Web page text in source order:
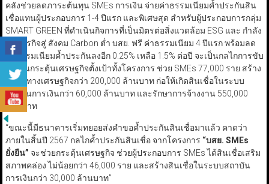
คลังช่วยลดภาระต้นทุน SMEs การเงิน จ่ายค่าธรรมเนียมค้ำประกันสิน
เชื่อแทนผู้ประกอบการ 1-4 ปีแรก และพิเศษสุด สำหรับผู้ประกอบการกลุ่ม
SMART GREEN ที่ดำเนินกิจการที่เป็นมิตรต่อสิ่งแวดล้อม ESG และ กำลัง
ปรับธุรกิจสู่ สังคม Carbon ต่ำ บสย. ฟรี ค่าธรรมเนียม 4 ปีแรก พร้อมลด
ค่าธรรมเนียมค้ำประกันลงอีก 0.25% เหลือ 1.5% ต่อปี จะเป็นกลไกการขับ
เคลื่อนกระตุ้นเศรษฐกิจตั้งเป้าทั้งโครงการ ช่วย SMEs 77,000 ราย สร้าง
มูลค่าทางเศรษฐกิจกว่า 200,000 ล้านบาท ก่อให้เกิดสินเชื่อในระบบ
สถาบันการเงินกว่า 60,000 ล้านบาท และรักษาการจ้างงาน 550,000
ล้านบาท
“ขณะนี้มีธนาคารเริ่มทยอยส่งคำขอค้ำประกันสินเชื่อมาแล้ว คาดว่า
ภายในสิ้นปี 2567 กลไกค้ำประกันสินเชื่อ จากโครงการ “บสย. SMEs
ยั่งยืน” จะช่วยกระตุ้นเศรษฐกิจ ช่วยผู้ประกอบการ SMEs ได้สินเชื่อเสริม
สภาพคล่อง ไม่น้อยกว่า 46,000 ราย และสร้างสินเชื่อในระบบสถาบัน
การเงินกว่า 30,000 ล้านบาท”